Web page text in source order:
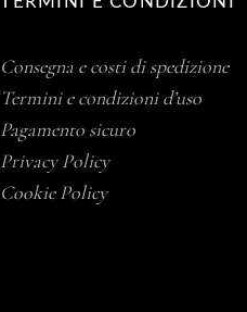
Consegna e costi di spedizione
Termini e condizioni d’uso
Pagamento sicuro
Privacy Policy
Cookie Policy